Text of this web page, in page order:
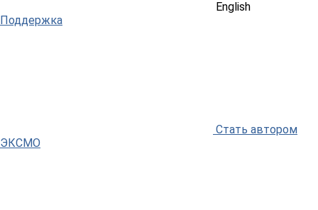
English
Поддержка
Стать автором
ЭКСМО